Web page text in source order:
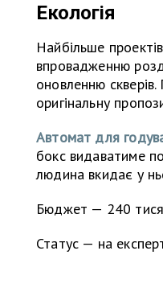
Екологія
Найбільше
впровадженню
оновленню
оригінальну
Автомат для
бокс видаватиме
людина вкидає у
Бюджет — 240
Статус — на